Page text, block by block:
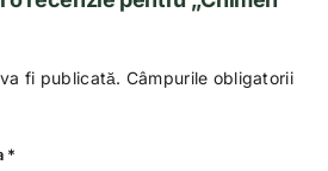
fi publicată. Câmpurile obligatorii
*